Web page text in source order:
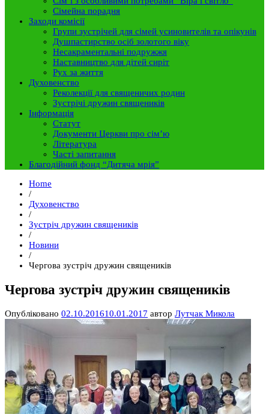
Сімейна порадня
Заходи комісії
Групи зустрічей для сімей усиновителів та опікунів
Душпастирство осіб золотого віку
Несакраментальні подружжя
Наставництво для дітей сиріт
Рух за життя
Духовенство
Реколекції для священичих родин
Зустрічі дружин священиків
Інформація
Статут
Документи Церкви про сім’ю
Література
Часті запитання
Благодійний фонд “Дитяча мрія”
Home
/
Духовенство
/
Зустріч дружин священиків
/
Новини
/
Чергова зустріч дружин священиків
Чергова зустріч дружин священиків
Опубліковано 02.10.201610.01.2017 автор Лутчак Микола